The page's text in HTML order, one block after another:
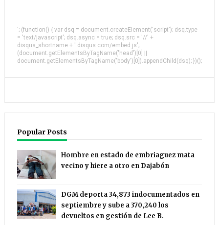
'; (function() { var dsq = document.createElement('script'); dsq.type
= 'text/javascript'; dsq.async = true; dsq.src = '//' +
disqus_shortname + '.disqus.com/embed.js';
(document.getElementsByTagName('head')[0] ||
document.getElementsByTagName('body')[0]).appendChild(dsq); })();
Popular Posts
Hombre en estado de embriaguez mata
vecino y hiere a otro en Dajabón
DGM deporta 34,873 indocumentados en
septiembre y sube a 370,240 los
devueltos en gestión de Lee B.